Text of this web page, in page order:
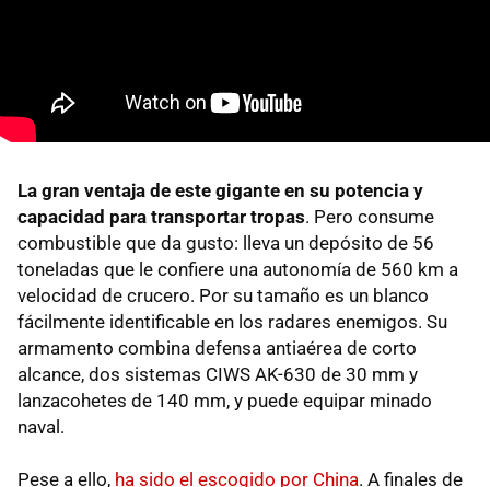
La gran ventaja de este gigante en su potencia y
capacidad para transportar tropas. Pero consume
combustible que da gusto: lleva un depósito de 56
toneladas que le confiere una autonomía de 560 km a
velocidad de crucero. Por su tamaño es un blanco
fácilmente identificable en los radares enemigos. Su
armamento combina defensa antiaérea de corto
alcance, dos sistemas CIWS AK-630 de 30 mm y
lanzacohetes de 140 mm, y puede equipar minado
naval.
Pese a ello, ha sido el escogido por China. A finales de